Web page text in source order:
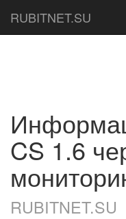
RUBITNET.SU
CS 1.6
RUBITNET.SU